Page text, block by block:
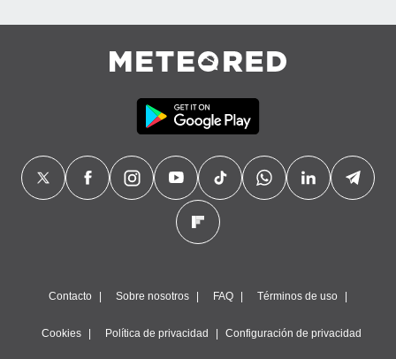
Contacto Sobre nosotros FAQ Términos de uso
Cookies Política de privacidad Configuración de privacidad